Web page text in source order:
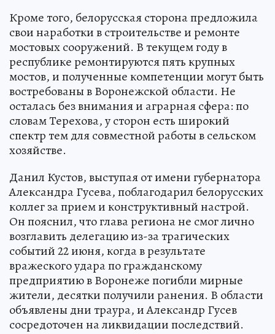
Кроме того, белорусская сторона предложила
свои наработки в строительстве и ремонте
мостовых сооружений. В текущем году в
республике ремонтируются пять крупных
мостов, и полученные компетенции могут быть
востребованы в Воронежской области. Не
осталась без внимания и аграрная сфера: по
словам Терехова, у сторон есть широкий
спектр тем для совместной работы в сельском
хозяйстве.
Данил Кустов, выступая от имени губернатора
Александра Гусева, поблагодарил белорусских
коллег за прием и конструктивный настрой.
Он пояснил, что глава региона не смог лично
возглавить делегацию из-за трагических
событий 22 июня, когда в результате
вражеского удара по гражданскому
предприятию в Воронеже погибли мирные
жители, десятки получили ранения. В области
объявлены дни траура, и Александр Гусев
сосредоточен на ликвидации последствий.